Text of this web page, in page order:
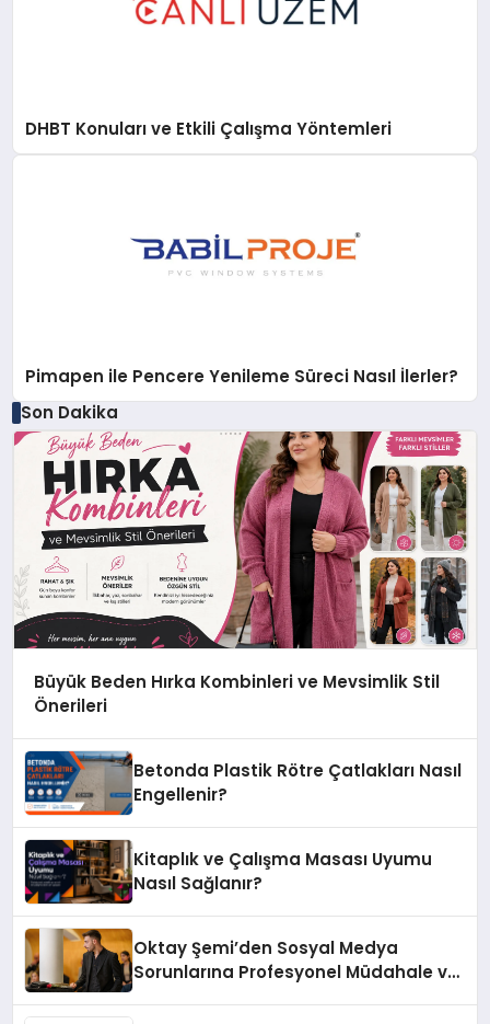
DHBT Konuları ve Etkili Çalışma Yöntemleri
Pimapen ile Pencere Yenileme Süreci Nasıl İlerler?
Son Dakika
Büyük Beden Hırka Kombinleri ve Mevsimlik Stil
Önerileri
Betonda Plastik Rötre Çatlakları Nasıl
Engellenir?
Kitaplık ve Çalışma Masası Uyumu
Nasıl Sağlanır?
Oktay Şemi’den Sosyal Medya
Sorunlarına Profesyonel Müdahale ve